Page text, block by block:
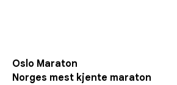
Oslo Maraton
Norges mest kjente maraton